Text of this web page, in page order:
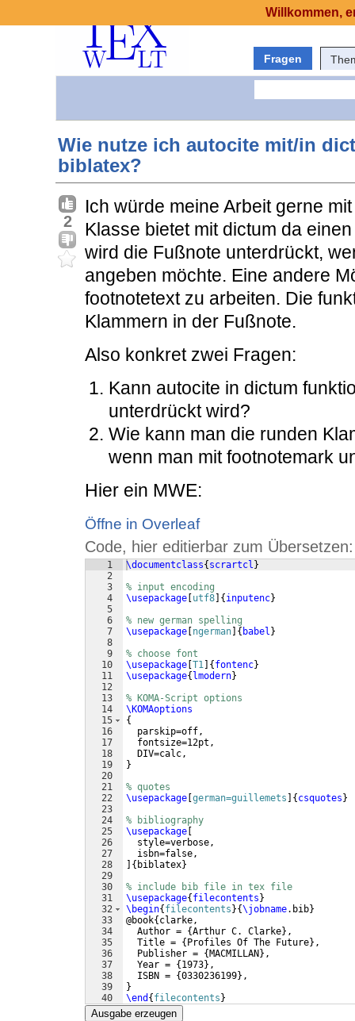
Fragen
Wie nutze ich autocite mit/in
biblatex?
2
Ich würde meine Arbeit gerne
Klasse bietet mit dictum da
wird die Fußnote unterdrückt,
angeben möchte. Eine andere
footnotetext zu arbeiten. Die
Klammern in der Fußnote.
Also konkret zwei Fragen:
Kann autocite in dictum
unterdrückt wird?
Wie kann man die runden
wenn man mit footnotemark
Hier ein MWE:
Öffne in Overleaf
Code, hier editierbar zum Übersetzen:
1
2
3
4
5
6
7
8
9
10
11
12
13
14
15
16
17
18
19
20
21
22
23
24
25
26
27
28
29
30
31
32
33
34
35
36
37
38
39
40
41
\documentclass{ scrartcl }
% input encoding
\usepackage utf8 { inputenc}
% new german spelling
\usepackage ngerman { babel }
% choose font
\usepackage T1 { fontenc}
\usepackage{ lmodern}
% KOMA-Script options
\KOMAoptions
{
  parskip=off,
  fontsize=12pt,
  DIV=calc,
}
% quotes
\usepackage german=guillemets { csquotes }
% bibliography
\usepackage
  style=verbose,
  isbn=false,
{ biblatex}
% include bib file in tex file
\usepackage{ filecontents }
\begin{ filecontents }{\jobname.bib}
@book{ clarke,
  Author =
{Arthur C. Clarke} ,
  Title =
{ Profiles Of The Future} ,
  Publisher =
{ MACMILLAN } ,
  Year =
{ 1973} ,
  ISBN =
{0330236199} ,
}
\end { filecontents }
Ausgabe erzeugen
Willkommen,